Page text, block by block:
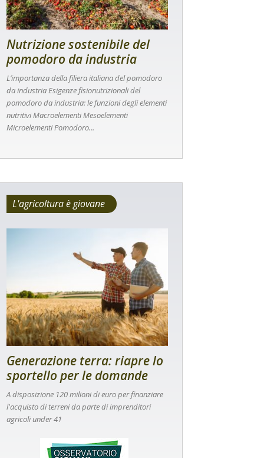
Nutrizione sostenibile del
pomodoro da industria
L’importanza della filiera italiana del pomodoro
da industria Esigenze fisionutrizionali del
pomodoro da industria: le funzioni degli elementi
nutritivi Macroelementi Mesoelementi
Microelementi Pomodoro...
L'agricoltura è giovane
Generazione terra: riapre lo
sportello per le domande
A disposizione 120 milioni di euro per finanziare
l'acquisto di terreni da parte di imprenditori
agricoli under 41